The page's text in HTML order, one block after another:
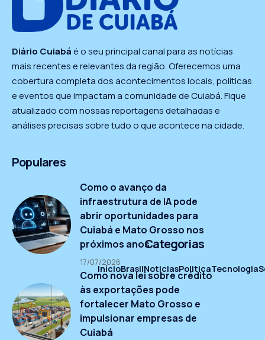
Diário Cuiabáé o seu principal canal para as notícias
mais recentes e relevantes da região. Oferecemos uma
cobertura completa dos acontecimentos locais, políticas
e eventos que impactam a comunidade de Cuiabá. Fique
atualizado com nossas reportagens detalhadas e
análises precisas sobre tudo o que acontece na cidade.
Populares
Como o avanço da
infraestrutura de IA pode
abrir oportunidades para
Cuiabá e Mato Grosso nos
próximos anos
17/07/2026
Como nova lei sobre crédito
às exportações pode
fortalecer Mato Grosso e
impulsionar empresas de
Cuiabá
Categorias
InícioBrasilNoticiasPoliticaTecnologia